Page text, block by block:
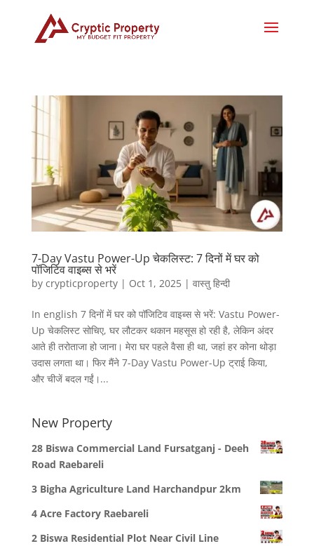
7-Day Vastu Power-Up चेकलिस्ट: 7 दिनों में घर को
पॉजिटिव वाइब्स से भरें
by crypticproperty| Oct 1, 2025| वास्तु हिन्दी
In english 7 दिनों में घर को पॉजिटिव वाइब्स से भरें: Vastu Power-
Up चेकलिस्ट सोचिए, घर लौटकर थकान महसूस हो रही है, लेकिन अंदर
आते ही तरोताजा हो जाना। मेरा घर पहले वैसा ही था, जहां हर कोना थोड़ा
उदास लगता था। फिर मैंने 7-Day Vastu Power-Up ट्राई किया,
और चीजें बदल गईं।...
New Property
28 Biswa Commercial Land Fursatganj - Deeh
Road Raebareli
3 Bigha Agriculture Land Harchandpur 2km
4 Acre Factory Raebareli
2 Biswa Residential Plot Near Civil Line